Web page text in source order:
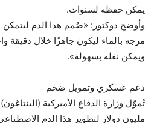
يمكن حفظه لسنوات.
وأوضح دوكتور: «صُمم هذا الدم
مزجه بالماء ليكون جاهزًا خلال دقيقة
ويمكن نقله بسهولة».
دعم عسكري وتمويل ضخم
مليون دولار لتطوير هذا الدم